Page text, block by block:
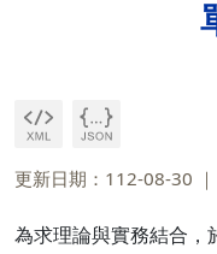
更新日期：112-08-30
為求理論與實務結合，